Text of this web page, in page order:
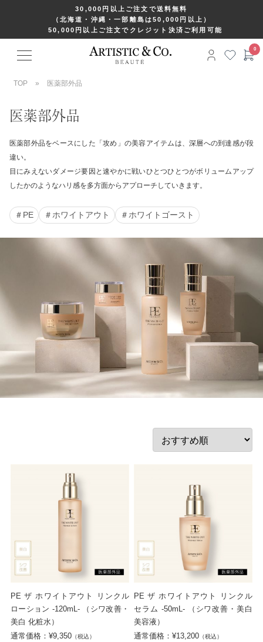
30,000円以上ご注文で送料無料
（北海道・沖縄・一部離島は50,000円以上）
50,000円以上ご注文でクレジット決済ご利用可能
TOP » 医薬部外品
医薬部外品
医薬部外品をベースにした「攻め」の美容アイテムは、深層への到達感が段
違い。
目にみえないダメージ要因と速やかに戦いひとつひとつがボリュームアップ
したかのようなハリ感を多方面からアプローチしていきます。
＃PE ＃ホワイトアウト ＃ホワイトゴースト
PE ザ ホワイトアウト リンクル
ローション -120mL- （シワ改善・
美白 化粧水）
通常価格：¥9,350（税込）
PE ザ ホワイトアウト リンクル
セラム -50mL- （シワ改善・美白
美容液）
通常価格：¥13,200 （税込）